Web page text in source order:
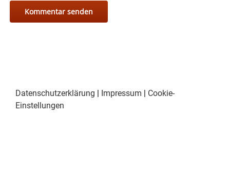
Datenschutzerklärung Impressum
Cookie-
Einstellungen